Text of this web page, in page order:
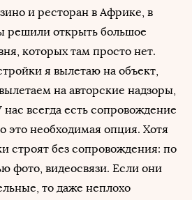
и ресторан в Африке, в
решили открыть большое
которых там просто нет.
я вылетаю на объект,
на авторские надзоры,
всегда есть сопровождение
это необходимая опция. Хотя
строят без сопровождения: по
фото, видеосвязи. Если они
то даже неплохо